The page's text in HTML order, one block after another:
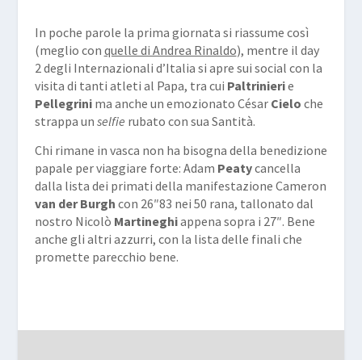
In poche parole la prima giornata si riassume così
(meglio con quelle di Andrea Rinaldo), mentre il day
2 degli Internazionali d’Italia si apre sui social con la
visita di tanti atleti al Papa, tra cui Paltrinierie
Pellegrinima anche un emozionato César Cielo che
strappa un selfie rubato con sua Santità.
Chi rimane in vasca non ha bisogna della benedizione
papale per viaggiare forte: Adam Peatycancella
dalla lista dei primati della manifestazione Cameron
van der Burgh con 26″83 nei 50 rana, tallonato dal
nostro Nicolò Martineghiappena sopra i 27″. Bene
anche gli altri azzurri, con la lista delle finali che
promette parecchio bene.